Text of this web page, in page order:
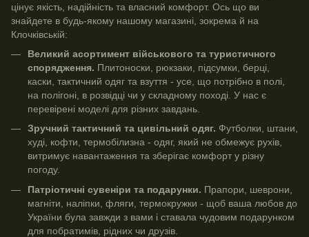
цінує якість, надійність та власний комфорт. Ось що ви
знайдете в будь-якому нашому магазині, зокрема й на
Клочківській:
Великий асортимент військового та туристичного
спорядження. Плитоноски, рюкзаки, підсумки, берці,
каски, тактичний одяг та взуття - усе, що потрібно в полі,
на полігоні, в розвідці чи у складному поході. У нас є
перевірені моделі для різних завдань.
Зручний тактичний та цивільний одяг. Футболки, штани,
худі, кофти, термобілизна - одяг, який не обмежує рухів,
витримує навантаження та зберігає комфорт у різну
погоду.
Патріотичні сувеніри та подарунки. Прапори, шеврони,
магніти, наліпки, фляги, термокружки - щоб ваша любов до
України була завжди з вами і ставала чудовим подарунком
для побратимів, рідних чи друзів.